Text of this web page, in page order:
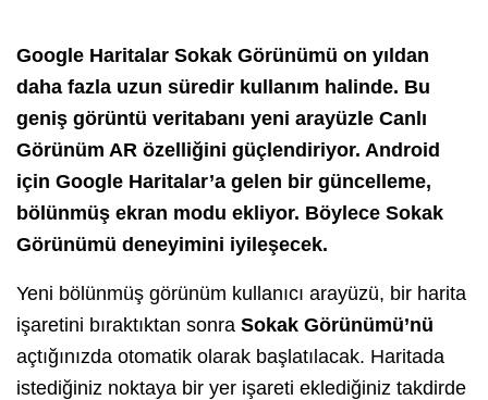
Google Haritalar Sokak Görünümü on yıldan
daha fazla uzun süredir kullanım halinde. Bu
geniş görüntü veritabanı yeni arayüzle Canlı
Görünüm AR özelliğini güçlendiriyor. Android
için Google Haritalar’a gelen bir güncelleme,
bölünmüş ekran modu ekliyor. Böylece Sokak
Görünümü deneyimini iyileşecek.
Yeni bölünmüş görünüm kullanıcı arayüzü, bir harita
işaretini bıraktıktan sonra Sokak Görünümü’nü
açtığınızda otomatik olarak başlatılacak. Haritada
istediğiniz noktaya bir yer işareti eklediğiniz takdirde